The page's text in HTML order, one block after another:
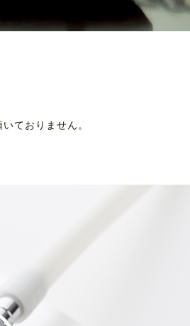
ておりません。